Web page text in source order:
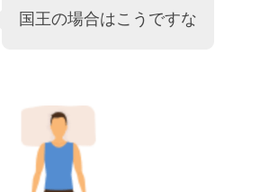
国王の場合はこうですな